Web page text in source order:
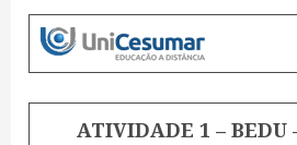
ATIVIDADE 1 – BEDU